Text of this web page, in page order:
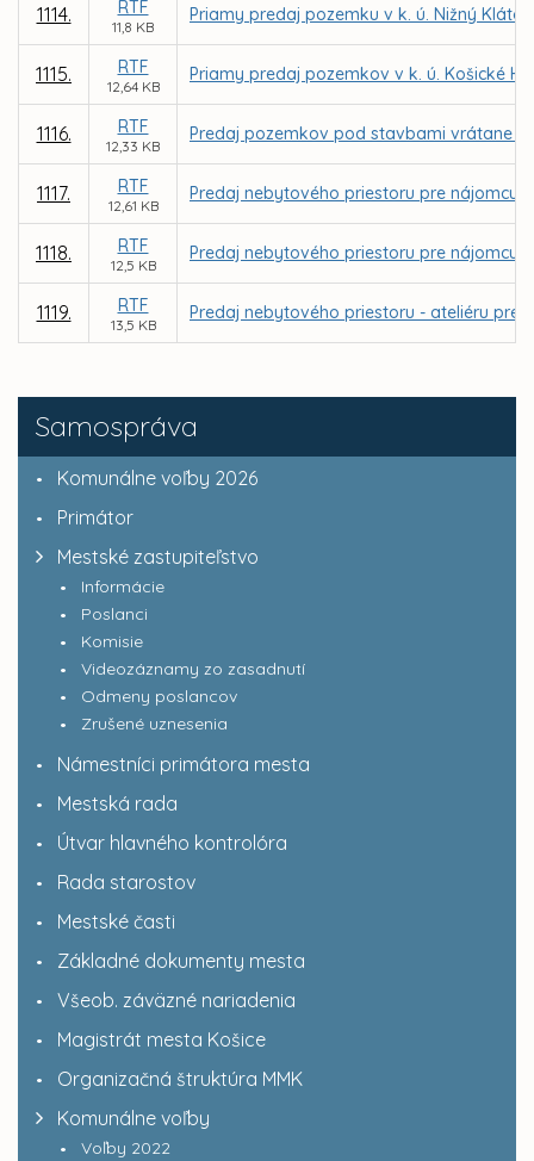
Samospráva
Komunálne voľby 2026
Primátor
Mestské zastupiteľstvo
Informácie
Poslanci
Komisie
Videozáznamy zo zasadnutí
Odmeny poslancov
Zrušené uznesenia
Námestníci primátora mesta
Mestská rada
Útvar hlavného kontrolóra
Rada starostov
Mestské časti
Základné dokumenty mesta
Všeob. záväzné nariadenia
Magistrát mesta Košice
Organizačná štruktúra MMK
Komunálne voľby
Voľby 2022
1114. RTF
11,8 KB
Priamy predaj pozemku v k. ú. Nižný
1115. RTF
12,64 KB
Priamy predaj pozemkov v k. ú. Košické
1116. RTF
12,33 KB
Predaj pozemkov pod stavbami vrátane
1117. RTF
12,61 KB
Predaj nebytového priestoru pre nájomcu
1118. RTF
12,5 KB
Predaj nebytového priestoru pre nájomcu
1119. RTF
13,5 KB
Predaj nebytového priestoru - ateliéru pre